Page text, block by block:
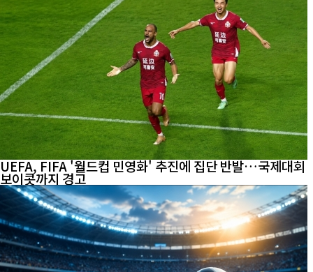
UEFA, FIFA '월드컵 민영화' 추진에 집단 반발…국제대회
보이콧까지 경고